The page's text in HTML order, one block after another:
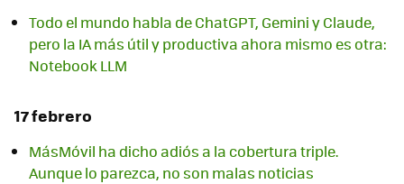
Todo el mundo habla de ChatGPT, Gemini y Claude,
pero la IA más útil y productiva ahora mismo es otra:
Notebook LLM
17 febrero
MásMóvil ha dicho adiós a la cobertura triple.
Aunque lo parezca, no son malas noticias